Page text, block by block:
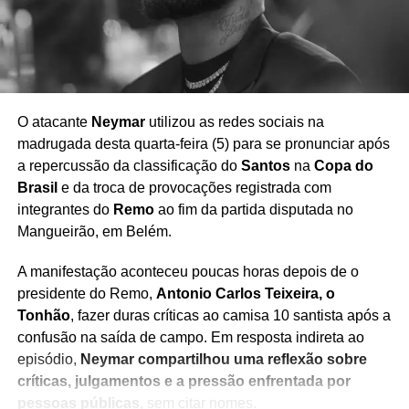
declarações mantém o tema da arbitragem em evidência
e reforça as discussões sobre possíveis aprimoramentos
no uso da tecnologia no futebol brasileiro.
Redação Saiba+
O atacante Neymarutilizou as redes sociais na
madrugada desta quarta-feira (5) para se pronunciar após
a repercussão da classificação do Santosna Copa do
Brasil e da troca de provocações registrada com
integrantes do Remoao fim da partida disputada no
Mangueirão, em Belém.
A manifestação aconteceu poucas horas depois de o
presidente do Remo, Antonio Carlos Teixeira, o
Tonhão, fazer duras críticas ao camisa 10 santista após a
confusão na saída de campo. Em resposta indireta ao
episódio, Neymar compartilhou uma reflexão sobre
críticas, julgamentos e a pressão enfrentada por
pessoas públicas
, sem citar nomes.